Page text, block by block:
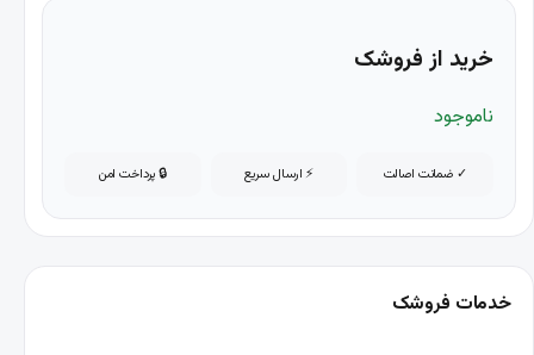
خرید از فروشک
ناموجود
✓ ضمانت اصالت ⚡ ارسال سریع 🔒 پرداخت امن
خدمات فروشک